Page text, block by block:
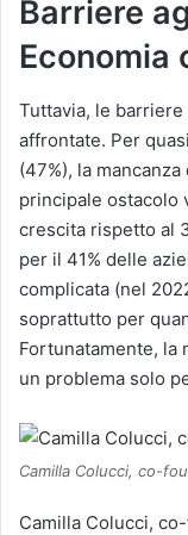
Barriere
Economia
Tuttavia, le
affrontate. Per
(47%), la
principale ostacolo
crescita rispetto al
per il 41% delle
complicata (nel
soprattutto per
Fortunatamente, la
un problema solo
Camilla Colucci, co-
Camilla Colucci,